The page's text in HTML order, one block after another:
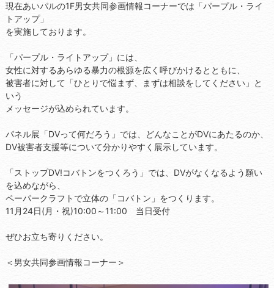
現在あいパルの1F男女共同参画情報コーナーでは「パープル・ライ
トアップ」
を実施しております。
「パープル・ライトアップ」には、
女性に対するあらゆる暴力の根源を広く呼びかけるとともに、
被害者に対して「ひとりで悩まず、まずは相談をしてください」と
いう
メッセージが込められています。
パネル展「DVって何だろう」では、どんなことがDVにあたるのか、
DV被害者支援等について分かりやすく展示しています。
「ストップDV!コバトンをつくろう」では、DVがなくなるよう願い
を込めながら、
ペーパークラフトで立体の「コバトン」をつくります。
11月24日(月・祝)10:00～11:00 当日受付
ぜひお立ち寄りください。
＜男女共同参画情報コーナー＞